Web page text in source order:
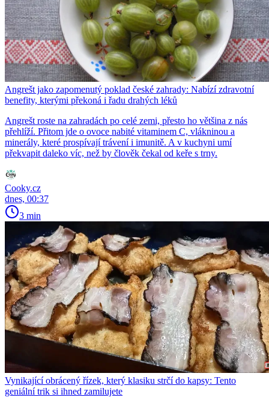
Angrešt jako zapomenutý poklad české zahrady: Nabízí zdravotní
benefity, kterými překoná i řadu drahých léků
Angrešt roste na zahradách po celé zemi, přesto ho většina z nás
přehlíží. Přitom jde o ovoce nabité vitaminem C, vlákninou a
minerály, které prospívají trávení i imunitě. A v kuchyni umí
překvapit daleko víc, než by člověk čekal od keře s trny.
Cooky.cz
dnes, 00:37
3 min
Vynikající obrácený řízek, který klasiku strčí do kapsy: Tento
geniální trik si ihned zamilujete